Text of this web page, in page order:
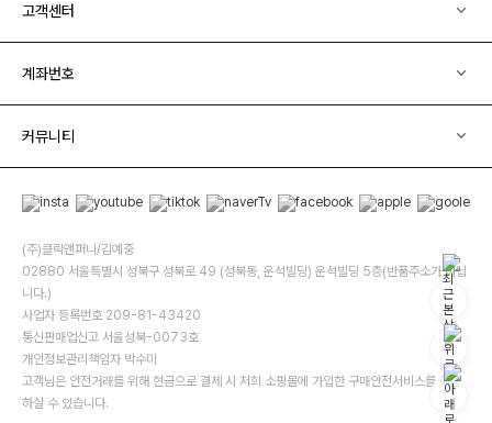
고객센터
계좌번호
커뮤니티
(주)클릭앤퍼니/김예중
02880 서울특별시 성북구 성북로 49 (성북동, 운석빌딩) 운석빌딩 5층(반품주소가 아닙
니다.)
사업자 등록번호 209-81-43420
통신판매업신고 서울성북-0073호
개인정보관리책임자 박수미
고객님은 안전거래를 위해 현금으로 결제 시 저희 소핑몰에 가입한 구매안전서비스를 이용
하실 수 있습니다.